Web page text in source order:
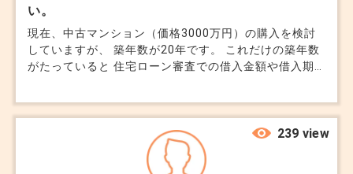
い。
現在、中古マンション（価格3000万円）の購入を検討
していますが、 築年数が20年です。 これだけの築年数
がたっていると 住宅ローン審査での借入金額や借入期
どうすればよいでしょうか？ 金融機関ごとに築年数の
取り扱いが異なると聞きましたが、条件の良い銀行や
おすすめの銀行がありましたら、教えていただきたいで
239 view